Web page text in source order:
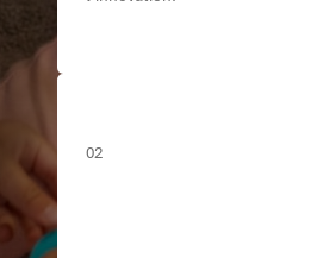
02